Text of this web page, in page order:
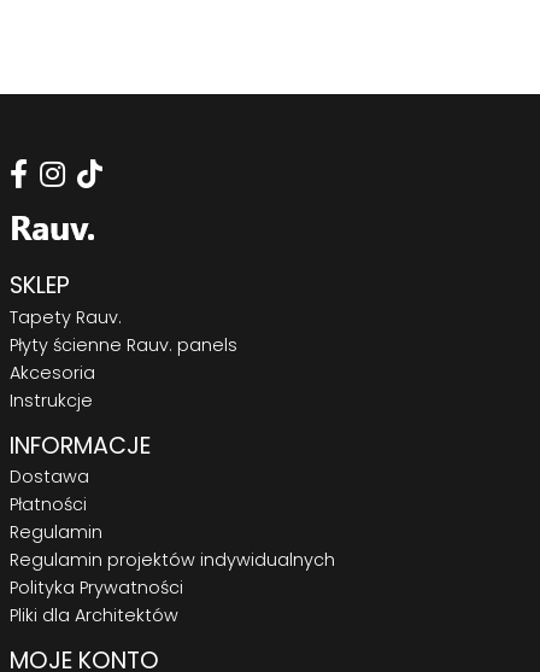
SKLEP
Tapety Rauv.
Płyty ścienne Rauv. panels
Akcesoria
Instrukcje
INFORMACJE
Dostawa
Płatności
Regulamin
Regulamin projektów indywidualnych
Polityka Prywatności
Pliki dla Architektów
MOJE KONTO